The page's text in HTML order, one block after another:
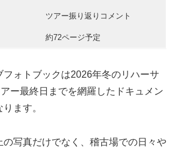
ツアー振り返りコメント
約72ページ予定
ォトブックは2026年冬のリハーサ
ー最終日までを網羅したドキュメン
ます。
の写真だけでなく、稽古場での日々や